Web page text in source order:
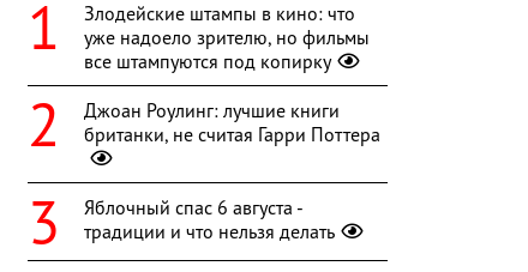
Злодейские штампы в кино: что
уже надоело зрителю, но фильмы
все штампуются под копирку
Джоан Роулинг: лучшие книги
британки, не считая Гарри Поттера
Яблочный спас 6 августа -
традиции и что нельзя делать